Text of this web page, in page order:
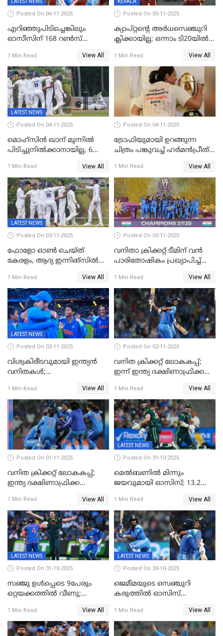
LATEST NEWS
Posted On 06-11-2025
എറിഞ്ഞുപിടിച്ചെങ്കിലും
ഓസീസിന് 168 റൺസ്
1 Min Read View All
KERALA
Posted On 05-11-2025
ക്യാപ്റ്റന്റെ അർധസെഞ്ചുറി
ക്ലിക്കായില്ല; ഒന്നാം ടി20യിൽ
വിൻഡീസിന് ജയം
1 Min Read View All
LATEST NEWS
Posted On 04-11-2025
മൊഹ്സിൻ ഖാന് മുന്നിൽ
പിടിച്ചുനിൽക്കാനായില്ല, 6
കേരളത്തിന് ഇന്നിംഗ്സ്
തോല്‍വി
1 Min Read View All
Posted On 04-11-2025
ട്രോഫിയുമായി ഉറങ്ങുന്ന
ചിത്രം പങ്കുവച്ച് ഹര്‍മന്‍പ്രീത്
1 Min Read View All
LATEST NEWS
Posted On 03-11-2025
ഫോളോ ഓൺ ചെയ്ത്
കേരളം, ആദ്യ ഇന്നിങ്സിൽ
രഞ്ജിയിൽ കർണാടകയ്ക്ക്
കൂറ്റൻ ലീഡ്
1 Min Read View All
Posted On 03-11-2025
വനിതാ ക്രിക്കറ്റ് ടീമിന് വൻ
പാരിതോഷികം പ്രഖ്യാപിച്ച്
1 Min Read View All
LATEST NEWS
Posted On 02-11-2025
വിശ്വകിരീടവുമായി ഇന്ത്യൻ
വനിതകൾ;
ഇന്ത്യയ്ക്ക് വനിതാ ക്രിക്കറ്റ്
ലോകകപ്പ്
1 Min Read View All
Posted On 02-11-2025
വനിത ക്രിക്കറ്റ് ലോകകപ്പ്;
ഇന്ന് ഇന്ത്യ ദക്ഷിണാഫ്രിക്ക
1 Min Read View All
Posted On 01-11-2025
വനിത ക്രിക്കറ്റ് ലോകകപ്പ്;
ഇന്ത്യ ദക്ഷിണാഫ്രിക്ക
1 Min Read View All
LATEST NEWS
Posted On 31-10-2025
മെൽബണിൽ മിന്നും
ജയവുമായി ഓസിസ്; 13.2
പരമ്പരയിൽ ലീഡ്
1 Min Read View All
LATEST NEWS
Posted On 31-10-2025
സഞ്ജു ഉൾപ്പെടെ 9പേരും
ഒറ്റയക്കത്തിൽ വീണു;
ഹര്‍ഷിതും മാത്രം;
മെല്‍ബണില്‍
ഇന്ത്യയ്‌ക്കെതിരെ ഓസീസ്
1 Min Read View All
LATEST NEWS
Posted On 30-10-2025
ജെമീമയുടെ സെഞ്ചുറി
കരുത്തിൽ ഓസിസ്
തകർന്നു; അഞ്ച് വിക്കറ്റ്
ജയവുമായി ഇന്ത്യൻ
വനിതകൾ ലോകകപ്പ്
1 Min Read View All